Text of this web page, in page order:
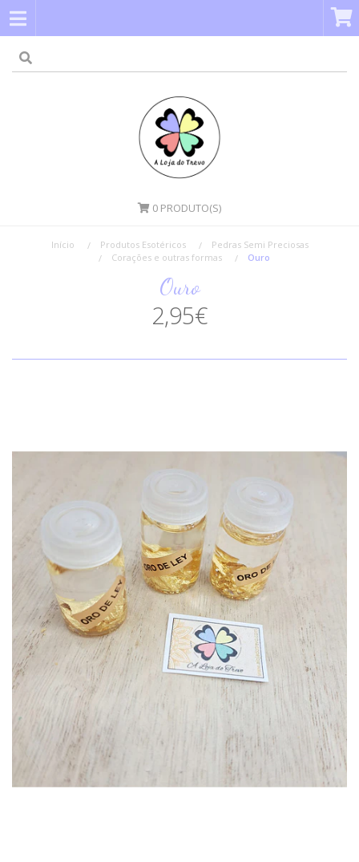
0 PRODUTO(S)
Início Produtos Esotéricos
Pedras Semi Preciosas
Corações e outras formas
Ouro
Ouro
2,95€